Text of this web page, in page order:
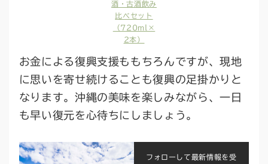
酒・古酒飲み
比べセット
（720ml×
2本）
お金による復興支援ももちろんですが、現地
に思いを寄せ続けることも復興の足掛かりと
なります。沖縄の美味を楽しみながら、一日
も早い復元を心待ちにしましょう。
フォローして最新情報を受